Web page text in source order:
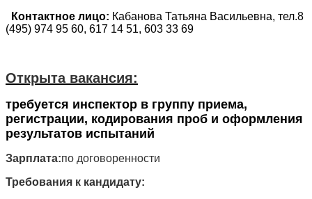
Контактное лицо: Кабанова Татьяна Васильевна, тел.8
(495) 974 95 60, 617 14 51, 603 33 69
Открыта вакансия:
требуется инспектор в группу приема,
регистрации, кодирования проб и оформления
результатов испытаний
Зарплата:по договоренности
Требования к кандидату: